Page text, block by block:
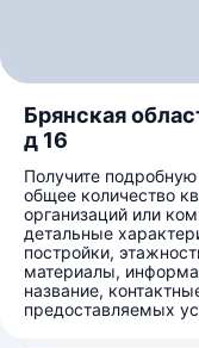
Брянская
д 16
Получите
общее количество
организаций или
детальные
постройки,
материалы,
название,
предоставляемых